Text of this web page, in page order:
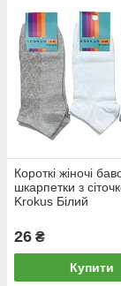
Короткі жіночі
шкарпетки з
Krokus Білий
26 ₴
Купити